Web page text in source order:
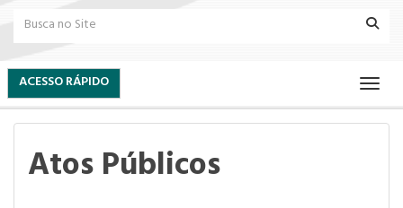
ACESSO RÁPIDO
Atos Públicos